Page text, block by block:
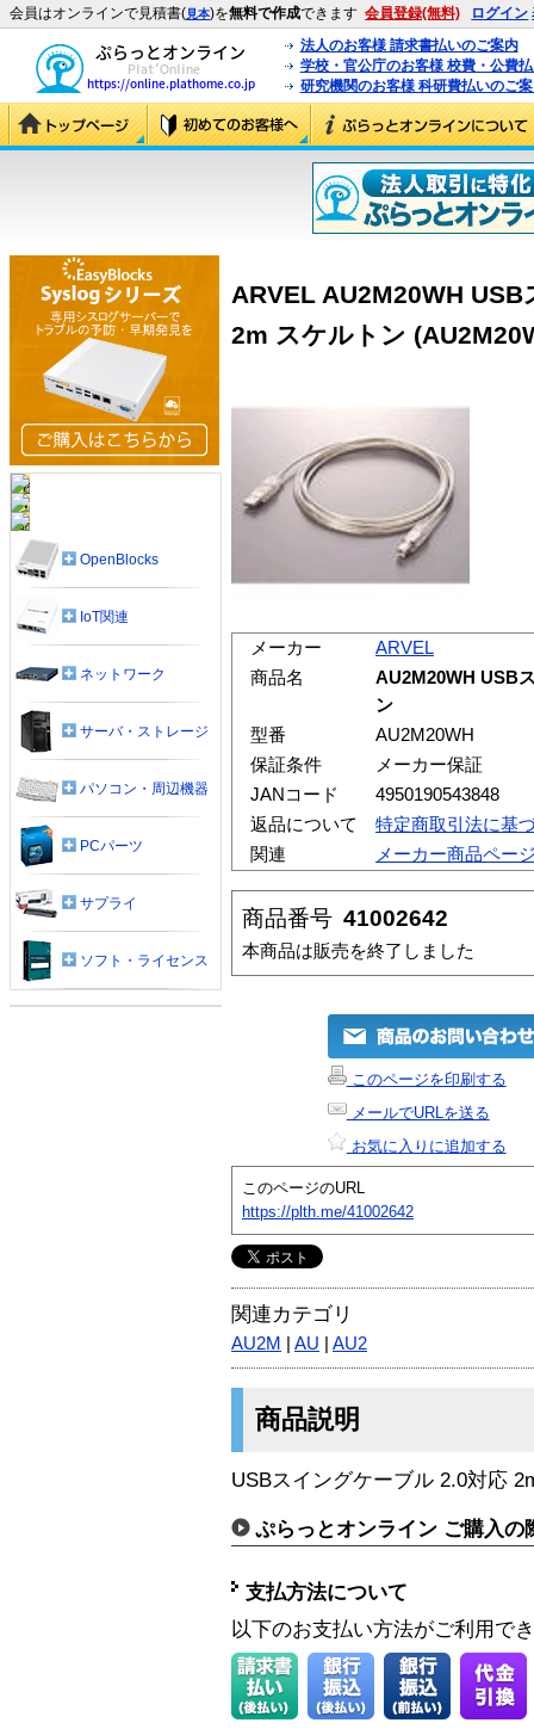
会員はオンラインで見積書(見本)を無料で作成できます 会員登録(無料) ログイン
法人のお客様 請求書払いのご案内
学校・官公庁のお客様 校費・公費
研究機関のお客様 科研費払いのご
ARVEL AU2M20WH
2m スケルトン
メーカー
ARVEL
商品名
AU2M20WH USB
ン
型番
AU2M20WH
保証条件
メーカー保証
JANコード
4950190543848
返品について
特定商取引法に基
関連
メーカー商品ペー
商品番号 41002642
本商品は販売を終了しました
このページを印刷する
メールでURLを送る
お気に入りに追加する
このページのURL
https://plth.me/41002642
関連カテゴリ
AU2M AU AU2
商品説明
USBスイングケーブル 2.0対応
ぷらっとオンライン ご購入の
支払方法について
以下のお支払い方法がご利用で
OpenBlocks
IoT関連
ネットワーク
サーバ・ストレージ
パソコン・周辺機器
PCパーツ
サプライ
ソフト・ライセンス